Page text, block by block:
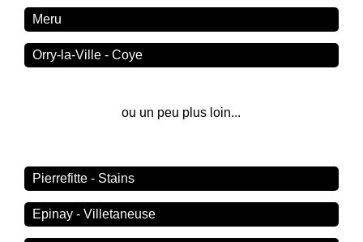
Meru
Orry-la-Ville - Coye
ou un peu plus loin...
Pierrefitte - Stains
Epinay - Villetaneuse